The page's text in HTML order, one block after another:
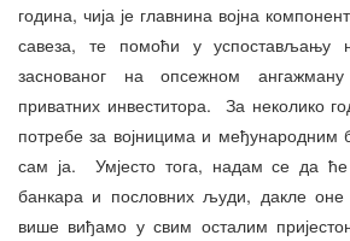
година, чија је главнина војна
савеза, те помоћи у успостављању
заснованог на опсежном
приватних инвеститора. За неколико
потребе за војницима и међународним
сам ја. Умјесто тога, надам се да
банкара и пословних људи, дакле оне
више виђамо у свим осталим